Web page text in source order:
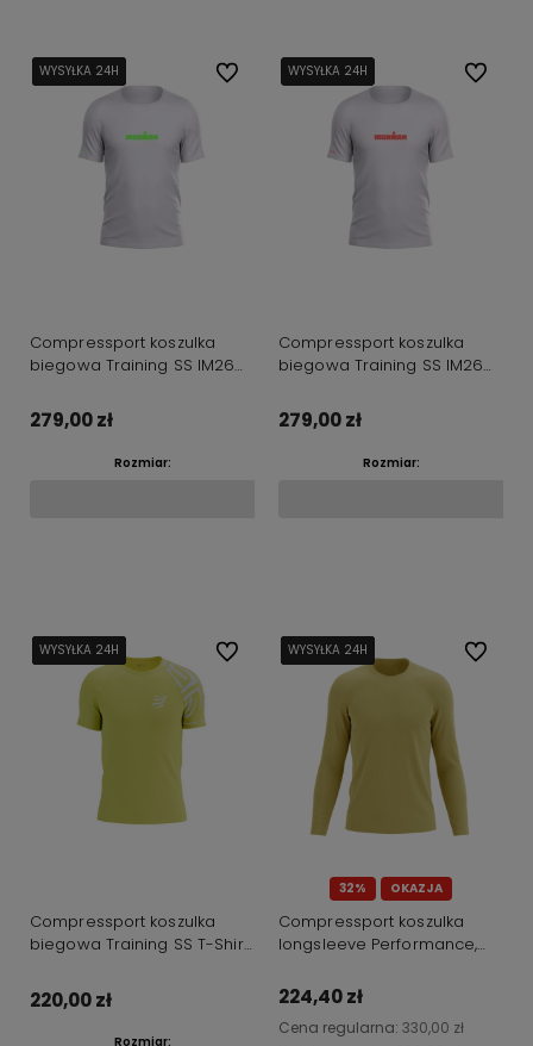
WYSYŁKA 24H
WYSYŁKA 24H
WYSYŁKA 24H
WYSYŁKA 24H
Compressport koszulka
biegowa Training SS IM26
279,00 zł
Rozmiar:
Do ulubionychWYSYŁKA 24H
WYSYŁKA 24H
Compressport koszulka
biegowa Training SS IM26
279,00 zł
Rozmiar:
Do
WYSYŁKA 24H
WYSYŁKA 24H
WYSYŁKA 24H
WYSYŁKA 24H
WYSYŁKA 24H
WYSYŁKA 24H
Compressport koszulka
biegowa Training SS T-Shirt
220,00 zł
Rozmiar:
Do ulubionych
32% OKAZJA
WYSYŁKA 24H
WYSYŁKA 24H
WYSYŁKA 24H
WYSYŁKA 24H
WYSYŁKA 24H
WYSYŁKA 24H
Compressport koszulka
longsleeve Performance,
224,40 zł
Cena regularna: 330,00 zł
Do